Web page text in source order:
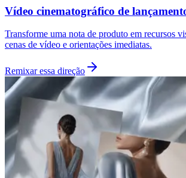
Vídeo cinematográfico de
Transforme uma nota de produto em recursos
cenas de vídeo e orientações imediatas.
Remixar essa direção